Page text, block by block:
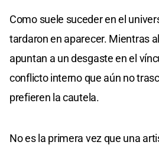
Como suele suceder en el
tardaron en aparecer. Mientras
apuntan a un desgaste en el
conflicto interno que aún no
prefieren la cautela.
No es la primera vez que una